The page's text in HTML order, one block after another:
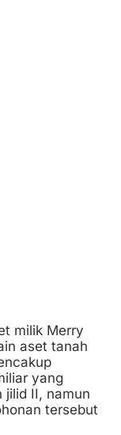
milik Merry
aset tanah
yang
jilid II, namun
tersebut